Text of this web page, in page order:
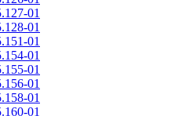
01
01
01
01
01
01
01
01